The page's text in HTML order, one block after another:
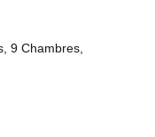
9 Chambres,